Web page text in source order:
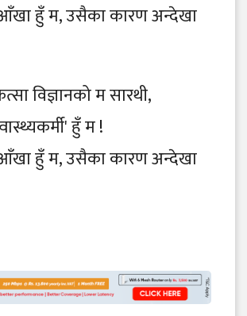
हुँ म, उसैका कारण अन्देखा
विज्ञानको म सारथी,
हुँ म !
हुँ म, उसैका कारण अन्देखा